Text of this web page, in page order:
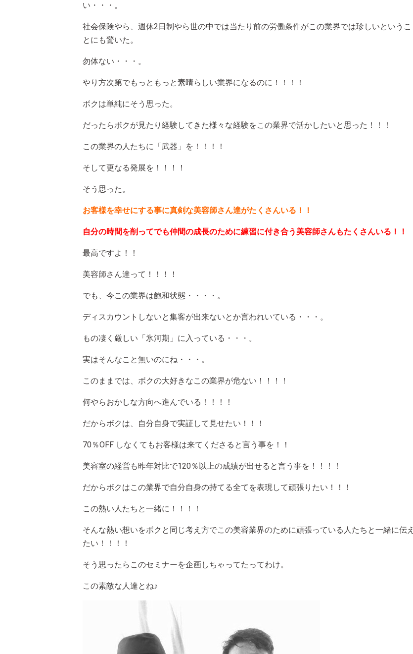
い・・・。
社会保険やら、週休2日制やら世の中では当たり前の労働条件がこの業界では珍しいというこ
とにも驚いた。
勿体ない・・・。
やり方次第でもっともっと素晴らしい業界になるのに！！！！
ボクは単純にそう思った。
だったらボクが見たり経験してきた様々な経験をこの業界で活かしたいと思った！！！
この業界の人たちに「武器」を！！！！
そして更なる発展を！！！！
そう思った。
お客様を幸せにする事に真剣な美容師さん達がたくさんいる！！
自分の時間を削ってでも仲間の成長のために練習に付き合う美容師さんもたくさんいる！！
最高ですよ！！
美容師さん達って！！！！
でも、今この業界は飽和状態・・・・。
ディスカウントしないと集客が出来ないとか言われいている・・・。
もの凄く厳しい「氷河期」に入っている・・・。
実はそんなこと無いのにね・・・。
このままでは、ボクの大好きなこの業界が危ない！！！！
何やらおかしな方向へ進んでいる！！！！
だからボクは、自分自身で実証して見せたい！！！
70％OFF しなくてもお客様は来てくださると言う事を！！
美容室の経営も昨年対比で120％以上の成績が出せると言う事を！！！！
だからボクはこの業界で自分自身の持てる全てを表現して頑張りたい！！！
この熱い人たちと一緒に！！！！
そんな熱い想いをボクと同じ考え方でこの美容業界のために頑張っている人たちと一緒に伝え
たい！！！！
そう思ったらこのセミナーを企画しちゃってたってわけ。
この素敵な人達とね♪